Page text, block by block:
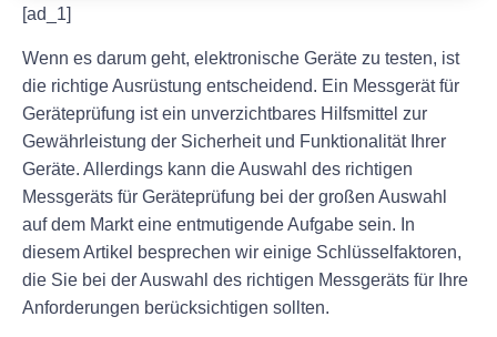
[ad_1]
Wenn es darum geht, elektronische Geräte zu testen, ist
die richtige Ausrüstung entscheidend. Ein Messgerät für
Geräteprüfung ist ein unverzichtbares Hilfsmittel zur
Gewährleistung der Sicherheit und Funktionalität Ihrer
Geräte. Allerdings kann die Auswahl des richtigen
Messgeräts für Geräteprüfung bei der großen Auswahl
auf dem Markt eine entmutigende Aufgabe sein. In
diesem Artikel besprechen wir einige Schlüsselfaktoren,
die Sie bei der Auswahl des richtigen Messgeräts für Ihre
Anforderungen berücksichtigen sollten.